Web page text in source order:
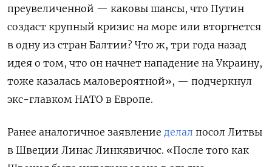
преувеличенной — каковы шансы, что Путин
создаст крупный кризис на море или вторгнется
в одну из стран Балтии? Что ж, три года назад
идея о том, что он начнет нападение на Украину,
тоже казалась маловероятной», — подчеркнул
экс-главком НАТО в Европе.
Ранее аналогичное заявление делал посол Литвы
в Швеции Линас Линкявичюс. «После того как